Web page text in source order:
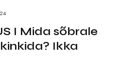
I Mida sõbrale
Ikka